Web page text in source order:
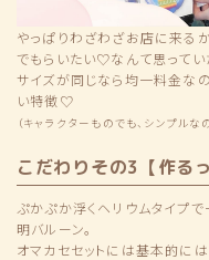
やっぱりわざわざお店に来る
でもらいたい♡なんて思ってい
サイズが同じなら均一料金な
い特徴♡
（キャラクターものでも、シンプルな
こだわりその3【作る
ぷかぷか浮くヘリウムタイプ
明バルーン。
オマカセセットには基本的に